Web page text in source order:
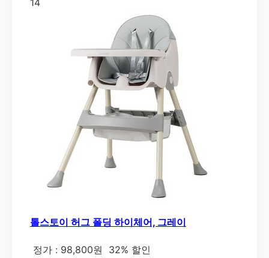
톨스토이 허그 폴딩 하이체어, 그레이
정가 : 98,800원
32% 할인